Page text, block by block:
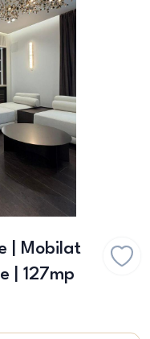
| Mobilat
| 127mp